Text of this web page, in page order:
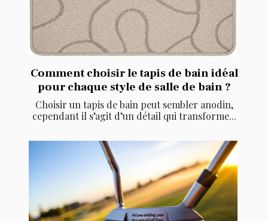
Comment choisir le tapis de bain idéal
pour chaque style de salle de bain ?
Choisir un tapis de bain peut sembler anodin,
cependant il s’agit d’un détail qui transforme...